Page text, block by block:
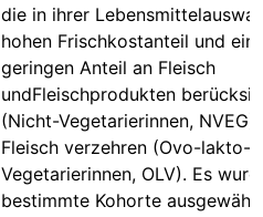
die in ihrer
hohen Frischkostanteil und
geringen Anteil an Fleisch
undFleischprodukten
(Nicht-Vegetarierinnen, NVEG)
Fleisch verzehren (Ovo-lakto-
Vegetarierinnen, OLV). Es
bestimmte Kohorte ausgewählt